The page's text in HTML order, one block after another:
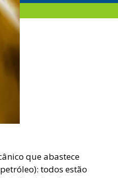
que abastece
todos estão